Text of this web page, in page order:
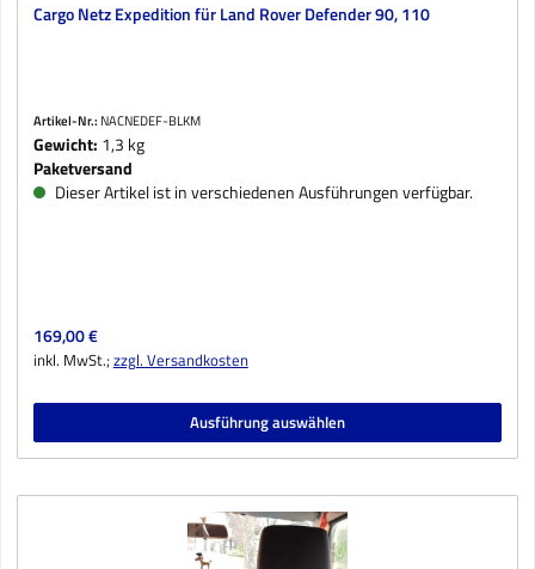
Cargo Netz Expedition für Land Rover Defender 90, 110
Artikel-Nr.: NACNEDEF-BLKM
Gewicht: 1,3 kg
Paketversand
Dieser Artikel ist in verschiedenen Ausführungen verfügbar.
Regulärer Preis:
169,00 €
inkl. MwSt.;zzgl. Versandkosten
Ausführung auswählen